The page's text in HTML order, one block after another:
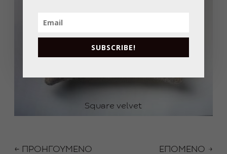
Square velvet
← ΠΡΟΗΓΟΥΜΕΝΟ ΕΠΟΜΕΝΟ →
SUBSCRIBE!